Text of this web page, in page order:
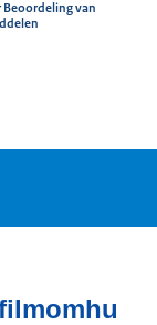
Beoordeling van